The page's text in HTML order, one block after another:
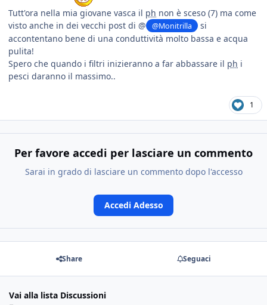
Tutt'ora nella mia giovane vasca il ph non è sceso (7) ma come
visto anche in dei vecchi post di @
@Monitrilla
si
accontentano bene di una conduttività molto bassa e acqua
pulita!
Spero che quando i filtri inizieranno a far abbassare il ph i
pesci daranno il massimo..
1
Per favore accedi per lasciare un commento
Sarai in grado di lasciare un commento dopo l'accesso
Accedi Adesso
Share Seguaci
Vai alla lista Discussioni